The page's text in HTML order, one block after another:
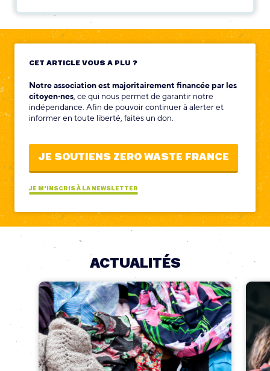
CET ARTICLE VOUS A PLU ?
Notre association est majoritairement financée par les
citoyen‧nes, ce qui nous permet de garantir notre
indépendance. Afin de pouvoir continuer à alerter et
informer en toute liberté, faites un don.
JE SOUTIENS ZERO WASTE FRANCE
JE M'INSCRIS À LA NEWSLETTER
ACTUALITÉS